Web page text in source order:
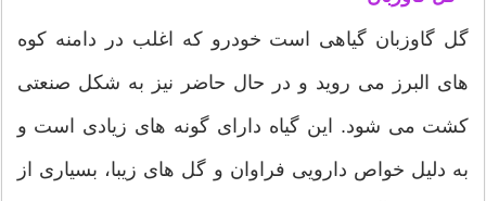
گل گاوزبان گیاهی است خودرو که اغلب در دامنه کوه
های البرز می روید و در حال حاضر نیز به شکل صنعتی
کشت می شود. این گیاه دارای گونه های زیادی است و
به دلیل خواص دارویی فراوان و گل های زیبا، بسیاری از